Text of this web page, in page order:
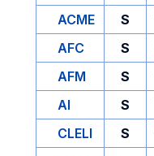
ACME
S
AFC
S
AFM
S
AI
S
CLELI
S